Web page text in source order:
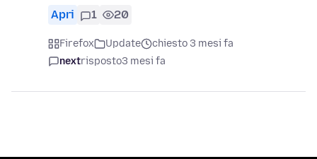
Apri 1 20
Firefox Update
chiesto 3 mesi fa
nextrisposto3 mesi fa